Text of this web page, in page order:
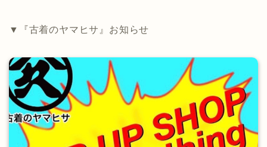
▼『古着のヤマヒサ』お知らせ